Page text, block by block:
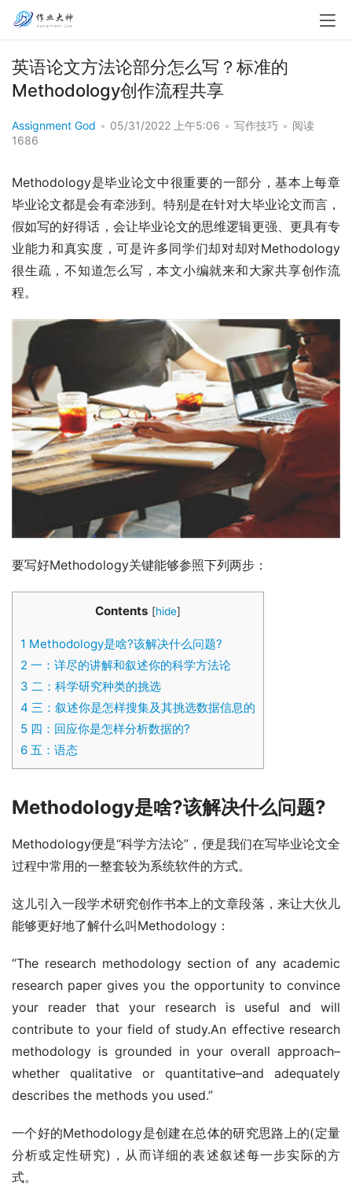
英语论文方法论部分怎么写？标准的
Methodology创作流程共享
Assignment God • 05/31/2022 上午5:06 • 写作技巧 • 阅读
1686
Methodology是毕业论文中很重要的一部分，基本上每章
毕业论文都是会有牵涉到。特别是在针对大毕业论文而言，
假如写的好得话，会让毕业论文的思维逻辑更强、更具有专
业能力和真实度，可是许多同学们却对却对Methodology
很生疏，不知道怎么写，本文小编就来和大家共享创作流
程。
要写好Methodology关键能够参照下列两步：
Contents [hide]
1 Methodology是啥?该解决什么问题?
2 一：详尽的讲解和叙述你的科学方法论
3 二：科学研究种类的挑选
4 三：叙述你是怎样搜集及其挑选数据信息的
5 四：回应你是怎样分析数据的?
6 五：语态
Methodology是啥?该解决什么问题?
Methodology便是“科学方法论”，便是我们在写毕业论文全
过程中常用的一整套较为系统软件的方式。
这儿引入一段学术研究创作书本上的文章段落，来让大伙儿
能够更好地了解什么叫Methodology：
“The research methodology section of any academic
research paper gives you the opportunity to convince
your reader that your research is useful and will
contribute to your field of study.An effective research
methodology is grounded in your overall approach–
whether qualitative or quantitative–and adequately
describes the methods you used.”
一个好的Methodology是创建在总体的研究思路上的(定量
分析或定性研究)，从而详细的表述叙述每一步实际的方
式。